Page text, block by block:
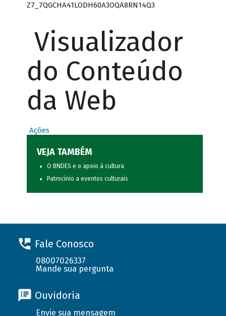
Z7_7QGCHA41LODH60A3OQA8RN14Q3
Visualizador
do Conteúdo
da Web
Ações
VEJA TAMBÉM
O BNDES e o apoio à cultura
Patrocínio a eventos culturais
Fale Conosco
08007026337
Mande sua pergunta
Ouvidoria
Envie sua mensagem